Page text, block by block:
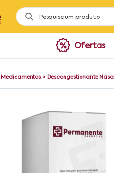
Ofertas
Medicamentos> Descongestionante Nasal